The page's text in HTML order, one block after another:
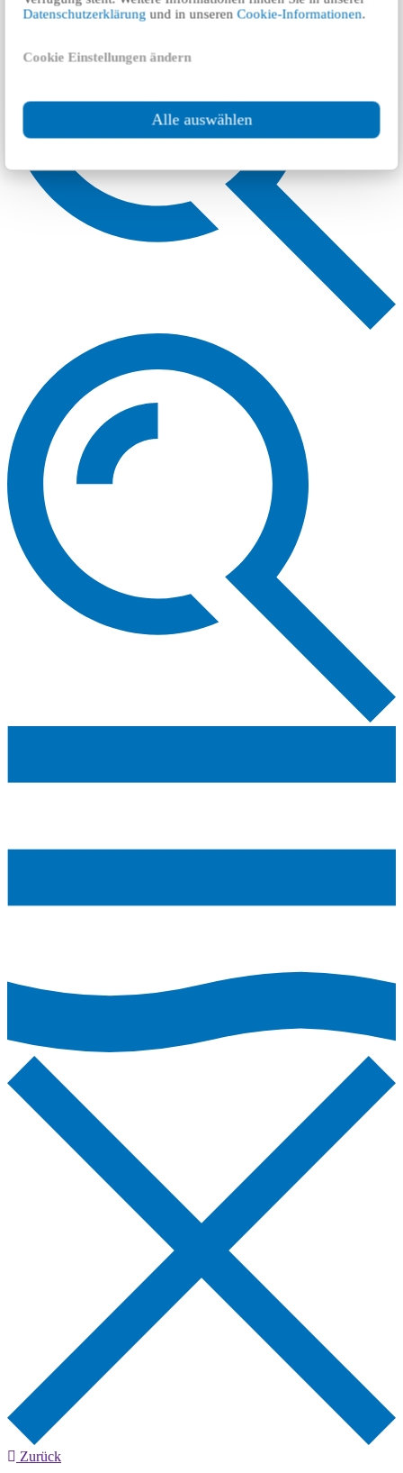
Datenschutzerklärung und in unserenCookie-Informationen.
Cookie Einstellungen ändern
Alle auswählen
Zurück